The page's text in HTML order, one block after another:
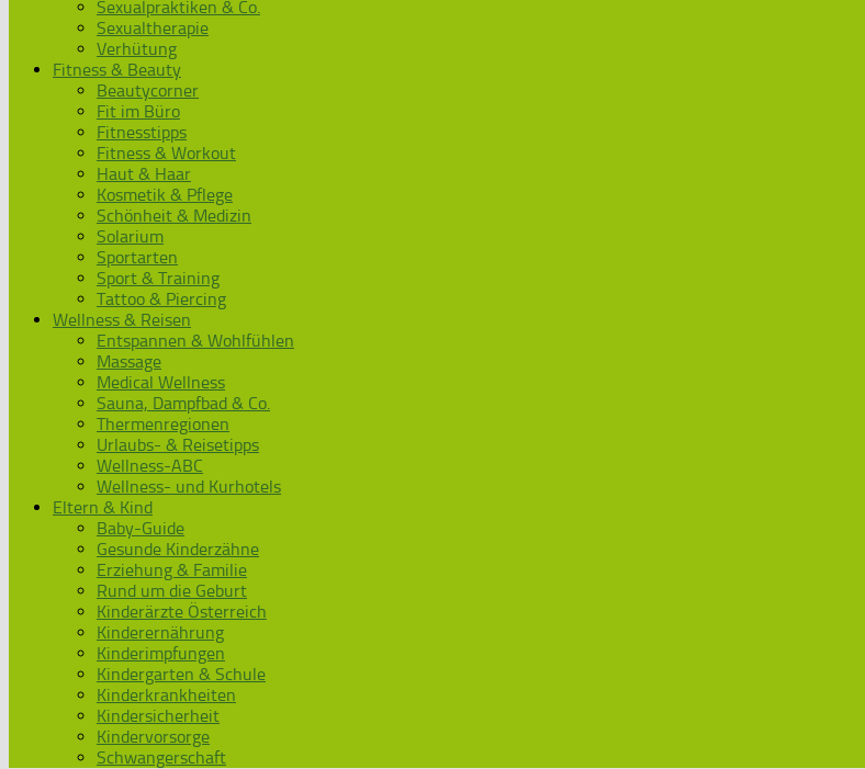
Sexualpraktiken & Co.
Sexualtherapie
Verhütung
Fitness & Beauty
Beautycorner
Fit im Büro
Fitnesstipps
Fitness & Workout
Haut & Haar
Kosmetik & Pflege
Schönheit & Medizin
Solarium
Sportarten
Sport & Training
Tattoo & Piercing
Wellness & Reisen
Entspannen & Wohlfühlen
Massage
Medical Wellness
Sauna, Dampfbad & Co.
Thermenregionen
Urlaubs- & Reisetipps
Wellness-ABC
Wellness- und Kurhotels
Eltern & Kind
Baby-Guide
Gesunde Kinderzähne
Erziehung & Familie
Rund um die Geburt
Kinderärzte Österreich
Kinderernährung
Kinderimpfungen
Kindergarten & Schule
Kinderkrankheiten
Kindersicherheit
Kindervorsorge
Schwangerschaft